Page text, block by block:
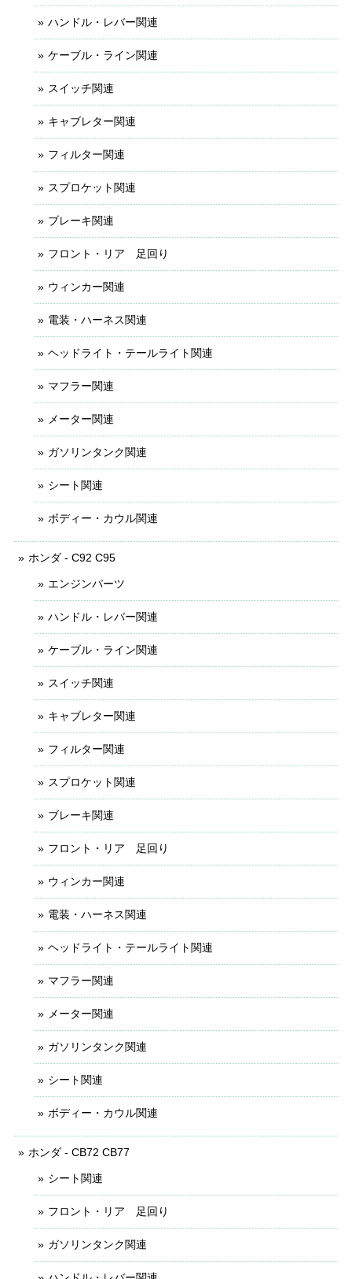
ハンドル・レバー関連
ケーブル・ライン関連
スイッチ関連
キャブレター関連
フィルター関連
スプロケット関連
ブレーキ関連
フロント・リア 足回り
ウィンカー関連
電装・ハーネス関連
ヘッドライト・テールライト関連
マフラー関連
メーター関連
ガソリンタンク関連
シート関連
ボディー・カウル関連
ホンダ - C92 C95
エンジンパーツ
ハンドル・レバー関連
ケーブル・ライン関連
スイッチ関連
キャブレター関連
フィルター関連
スプロケット関連
ブレーキ関連
フロント・リア 足回り
ウィンカー関連
電装・ハーネス関連
ヘッドライト・テールライト関連
マフラー関連
メーター関連
ガソリンタンク関連
シート関連
ボディー・カウル関連
ホンダ - CB72 CB77
シート関連
フロント・リア 足回り
ガソリンタンク関連